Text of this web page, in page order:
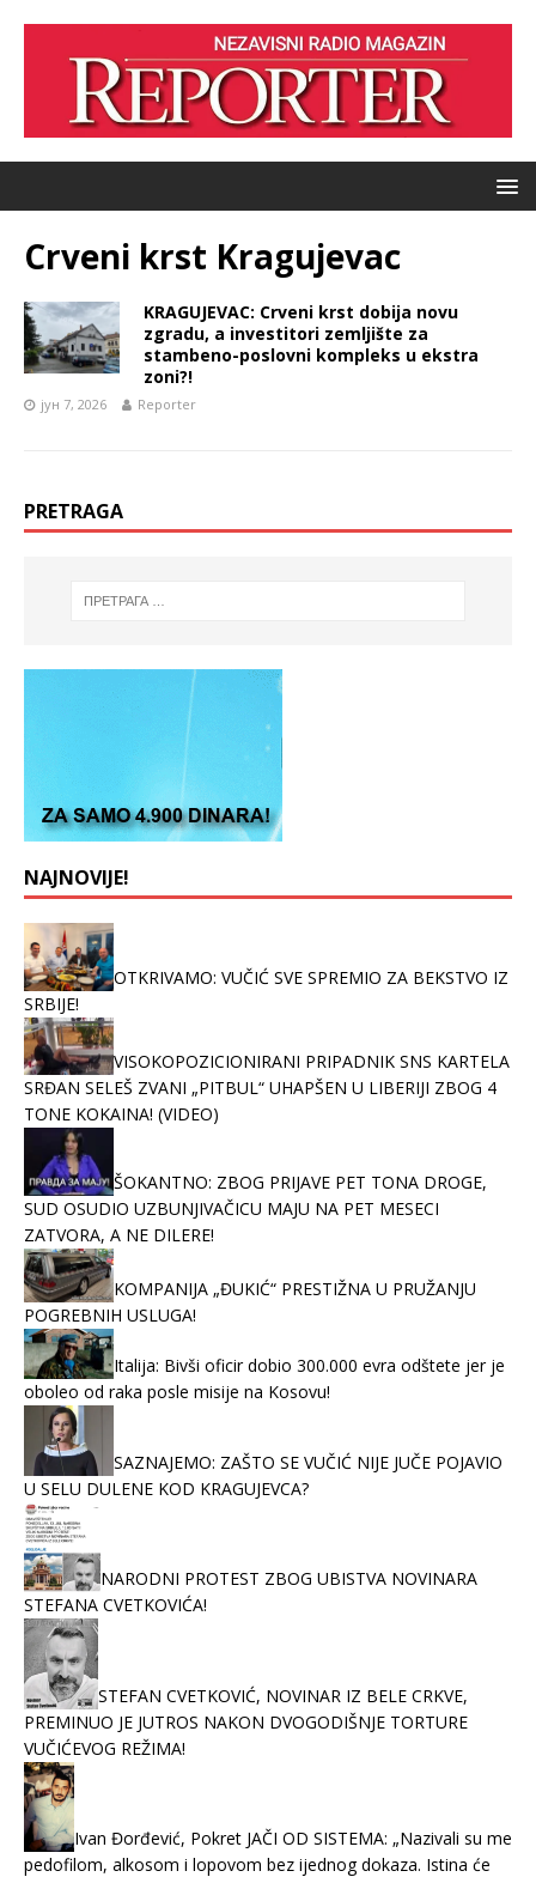
Crveni krst Kragujevac
KRAGUJEVAC: Crveni krst dobija novu
zgradu, a investitori zemljište za
stambeno-poslovni kompleks u ekstra
zoni?!
јун 7, 2026 Reporter
PRETRAGA
NAJNOVIJE!
OTKRIVAMO: VUČIĆ SVE SPREMIO ZA BEKSTVO IZ
SRBIJE!
VISOKOPOZICIONIRANI PRIPADNIK SNS KARTELA
SRĐAN SELEŠ ZVANI „PITBUL“ UHAPŠEN U LIBERIJI ZBOG 4
TONE KOKAINA! (VIDEO)
ŠOKANTNO: ZBOG PRIJAVE PET TONA DROGE,
SUD OSUDIO UZBUNJIVAČICU MAJU NA PET MESECI
ZATVORA, A NE DILERE!
KOMPANIJA „ĐUKIĆ“ PRESTIŽNA U PRUŽANJU
POGREBNIH USLUGA!
Italija: Bivši oficir dobio 300.000 evra odštete jer je
oboleo od raka posle misije na Kosovu!
SAZNAJEMO: ZAŠTO SE VUČIĆ NIJE JUČE POJAVIO
U SELU DULENE KOD KRAGUJEVCA?
NARODNI PROTEST ZBOG UBISTVA NOVINARA
STEFANA CVETKOVIĆA!
STEFAN CVETKOVIĆ, NOVINAR IZ BELE CRKVE,
PREMINUO JE JUTROS NAKON DVOGODIŠNJE TORTURE
VUČIĆEVOG REŽIMA!
Ivan Đorđević, Pokret JAČI OD SISTEMA: „Nazivali su me
pedofilom, alkosom i lopovom bez ijednog dokaza. Istina će